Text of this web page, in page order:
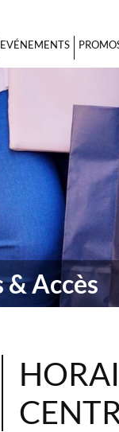
EVÉNEMENTS
Accès